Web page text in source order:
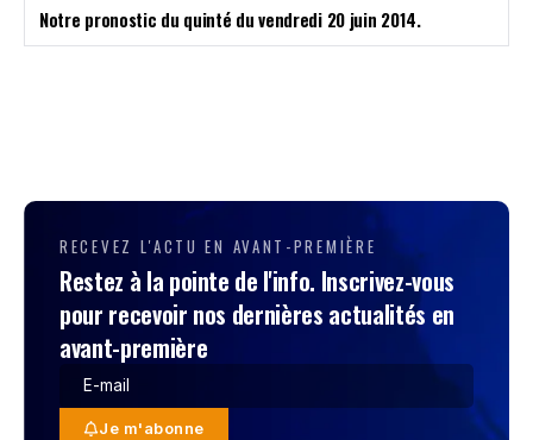
Notre pronostic du quinté du vendredi 20 juin 2014.
RECEVEZ L'ACTU EN AVANT-PREMIÈRE
Restez à la pointe de l'info. Inscrivez-vous
pour recevoir nos dernières actualités en
avant-première
Je m'abonne